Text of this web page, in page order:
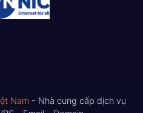
Nam- Nhà cung cấp dịch vụ